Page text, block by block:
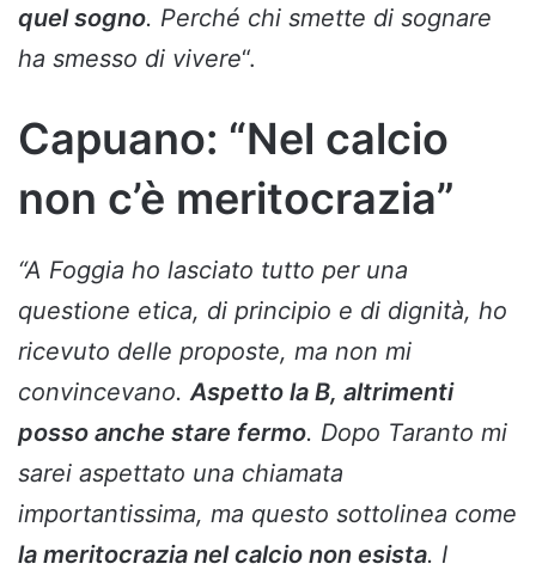
quel sogno. Perché chi smette di sognare
ha smesso di vivere“.
Capuano: “Nel calcio
non c’è meritocrazia”
“A Foggia ho lasciato tutto per una
questione etica, di principio e di dignità, ho
ricevuto delle proposte, ma non mi
convincevano.Aspetto la B, altrimenti
posso anche stare fermo. Dopo Taranto mi
sarei aspettato una chiamata
importantissima, ma questo sottolinea come
la meritocrazia nel calcio non esista. I